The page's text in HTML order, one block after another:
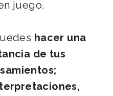
juego.
hacer una
de tus